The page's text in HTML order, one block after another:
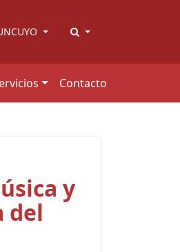
Contacto
y
del